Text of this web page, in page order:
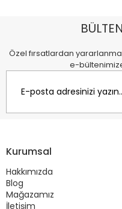
Özel fırsatlardan
e-
Kurumsal
Hakkımızda
Blog
Mağazamız
İletişim